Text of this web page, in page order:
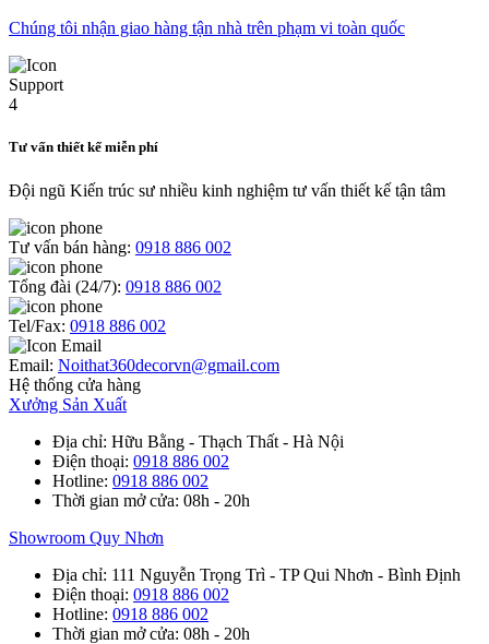
Chúng tôi nhận giao hàng tận nhà trên phạm vi toàn quốc
Tư vấn thiết kế miễn phí
Đội ngũ Kiến trúc sư nhiều kinh nghiệm tư vấn thiết kế tận tâm
Tư vấn bán hàng: 0918 886 002
Tổng đài (24/7): 0918 886 002
Tel/Fax: 0918 886 002
Email: Noithat360decorvn@gmail.com
Hệ thống cửa hàng
Xưởng Sản Xuất
Địa chỉ: Hữu Bằng - Thạch Thất - Hà Nội
Điện thoại: 0918 886 002
Hotline: 0918 886 002
Thời gian mở cửa: 08h - 20h
Showroom Quy Nhơn
Địa chỉ: 111 Nguyễn Trọng Trì - TP Qui Nhơn - Bình Định
Điện thoại: 0918 886 002
Hotline: 0918 886 002
Thời gian mở cửa: 08h - 20h